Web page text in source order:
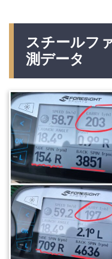
スチールフ
測データ